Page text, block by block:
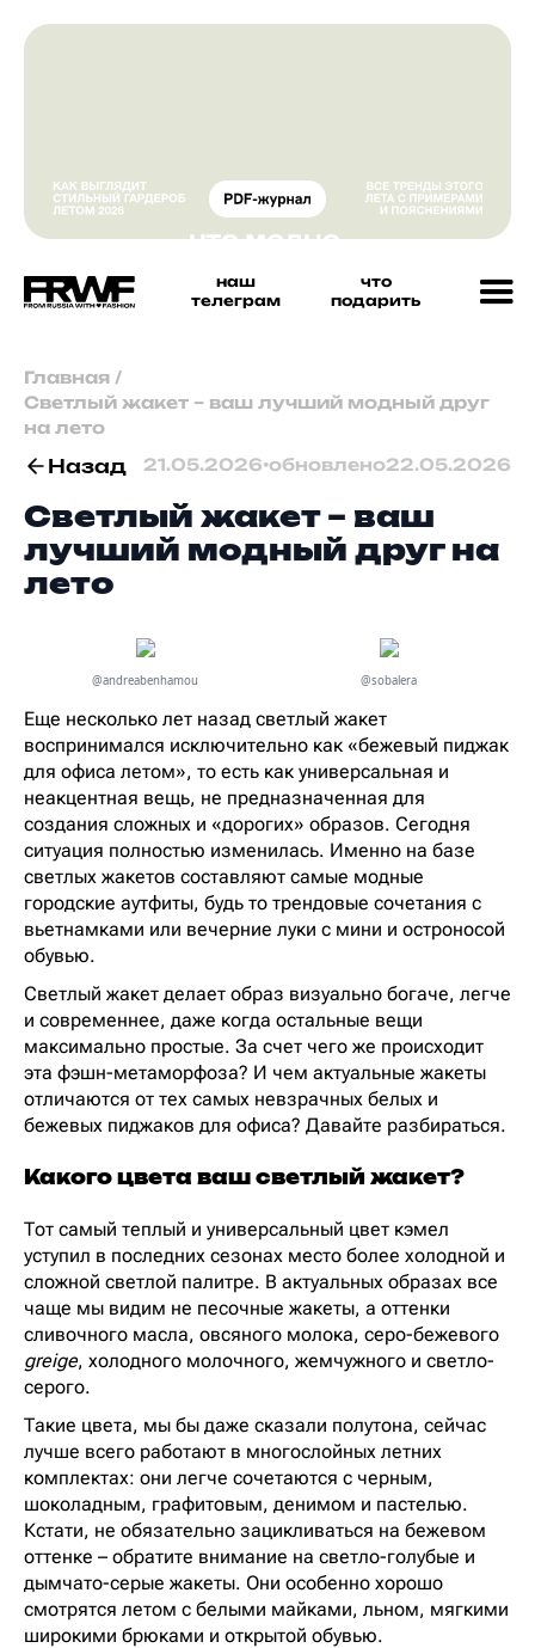
наш
телеграм
что
подарить
Главная /
Светлый жакет – ваш лучший модный друг
на лето
Назад 21.05.2026•обновлено22.05.2026
Светлый жакет – ваш
лучший модный друг на
лето
@andreabenhamou @sobalera
Еще несколько лет назад светлый жакет
воспринимался исключительно как «бежевый пиджак
для офиса летом», то есть как универсальная и
неакцентная вещь, не предназначенная для
создания сложных и «дорогих» образов. Сегодня
ситуация полностью изменилась. Именно на базе
светлых жакетов составляют самые модные
городские аутфиты, будь то трендовые сочетания с
вьетнамками или вечерние луки с мини и остроносой
обувью.
Светлый жакет делает образ визуально богаче, легче
и современнее, даже когда остальные вещи
максимально простые. За счет чего же происходит
эта фэшн-метаморфоза? И чем актуальные жакеты
отличаются от тех самых невзрачных белых и
бежевых пиджаков для офиса? Давайте разбираться.
Какого цвета ваш светлый жакет?
Тот самый теплый и универсальный цвет кэмел
уступил в последних сезонах место более холодной и
сложной светлой палитре. В актуальных образах все
чаще мы видим не песочные жакеты, а оттенки
сливочного масла, овсяного молока, серо-бежевого
greige, холодного молочного, жемчужного и светло-
серого.
Такие цвета, мы бы даже сказали полутона, сейчас
лучше всего работают в многослойных летних
комплектах: они легче сочетаются с черным,
шоколадным, графитовым, денимом и пастелью.
Кстати, не обязательно зацикливаться на бежевом
оттенке – обратите внимание на светло-голубые и
дымчато-серые жакеты. Они особенно хорошо
смотрятся летом с белыми майками, льном, мягкими
широкими брюками и открытой обувью.